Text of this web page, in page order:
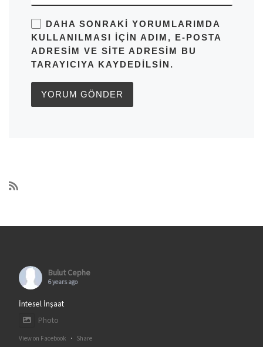
DAHA SONRAKI YORUMLARIMDA
KULLANILMASI IÇIN ADIM, E-POSTA
ADRESIM VE SITE ADRESIM BU
TARAYICIYA KAYDEDILSIN.
Bulut Cephe
6 years ago
İntesel İnşaat
Photo
View on Facebook · Share